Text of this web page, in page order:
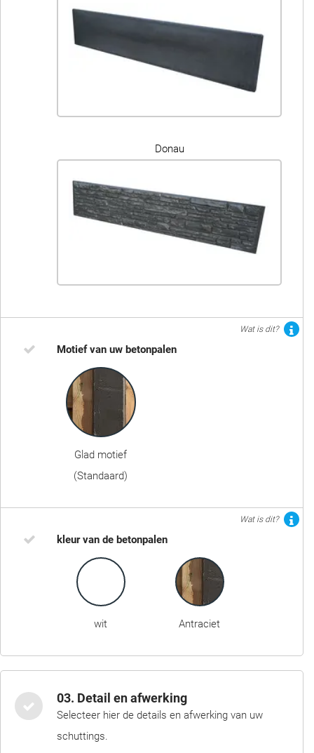
Donau
Wat is dit?
Motief van uw betonpalen
Glad motief
(Standaard)
Wat is dit?
kleur van de betonpalen
wit Antraciet
03. Detail en afwerking
Selecteer hier de details en afwerking van uw
schuttings.